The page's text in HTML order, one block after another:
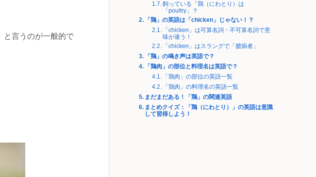
と言うのが一般的で
飼っている「鶏（にわとり）は
「poultry」？
「鶏」の英語は「chicken」じゃない！？
「chicken」は可算名詞・不可算名詞で意
味が違う！
「chicken」はスラングで「臆病者」
「鶏」の鳴き声は英語で？
「鶏肉」の部位と料理名は英語で？
「鶏肉」の部位の英語一覧
「鶏肉」の料理名の英語一覧
まだまだある！「鶏」の関連英語
まとめクイズ：「鶏（にわとり）」の英語は意識
して習得しよう！